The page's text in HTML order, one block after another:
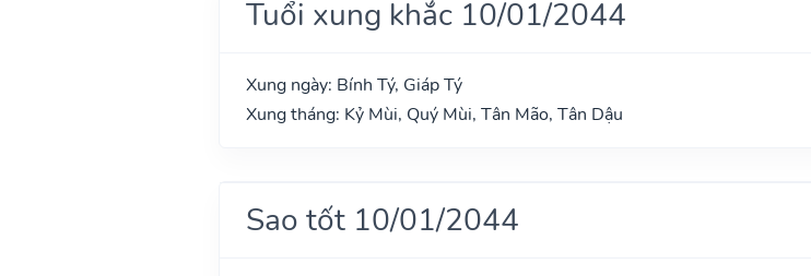
Tuổi xung khắc 10/01/2044
Xung ngày: Bính Tý, Giáp Tý
Xung tháng: Kỷ Mùi, Quý Mùi, Tân Mão, Tân Dậu
Sao tốt 10/01/2044